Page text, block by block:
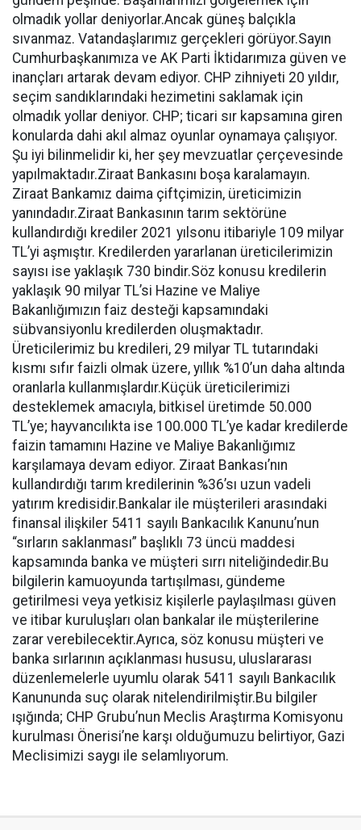
olmadık yollar deniyorlar.Ancak güneş balçıkla
sıvanmaz. Vatandaşlarımız gerçekleri görüyor.Sayın
Cumhurbaşkanımıza ve AK Parti İktidarımıza güven ve
inançları artarak devam ediyor. CHP zihniyeti 20 yıldır,
seçim sandıklarındaki hezimetini saklamak için
olmadık yollar deniyor. CHP; ticari sır kapsamına giren
konularda dahi akıl almaz oyunlar oynamaya çalışıyor.
Şu iyi bilinmelidir ki, her şey mevzuatlar çerçevesinde
yapılmaktadır.Ziraat Bankasını boşa karalamayın.
Ziraat Bankamız daima çiftçimizin, üreticimizin
yanındadır.Ziraat Bankasının tarım sektörüne
kullandırdığı krediler 2021 yılsonu itibariyle 109 milyar
TL’yi aşmıştır. Kredilerden yararlanan üreticilerimizin
sayısı ise yaklaşık 730 bindir.Söz konusu kredilerin
yaklaşık 90 milyar TL’si Hazine ve Maliye
Bakanlığımızın faiz desteği kapsamındaki
sübvansiyonlu kredilerden oluşmaktadır.
Üreticilerimiz bu kredileri, 29 milyar TL tutarındaki
kısmı sıfır faizli olmak üzere, yıllık %10’un daha altında
oranlarla kullanmışlardır.Küçük üreticilerimizi
desteklemek amacıyla, bitkisel üretimde 50.000
TL’ye; hayvancılıkta ise 100.000 TL’ye kadar kredilerde
faizin tamamını Hazine ve Maliye Bakanlığımız
karşılamaya devam ediyor. Ziraat Bankası’nın
kullandırdığı tarım kredilerinin %36’sı uzun vadeli
yatırım kredisidir.Bankalar ile müşterileri arasındaki
finansal ilişkiler 5411 sayılı Bankacılık Kanunu’nun
“sırların saklanması” başlıklı 73 üncü maddesi
kapsamında banka ve müşteri sırrı niteliğindedir.Bu
bilgilerin kamuoyunda tartışılması, gündeme
getirilmesi veya yetkisiz kişilerle paylaşılması güven
ve itibar kuruluşları olan bankalar ile müşterilerine
zarar verebilecektir.Ayrıca, söz konusu müşteri ve
banka sırlarının açıklanması hususu, uluslararası
düzenlemelerle uyumlu olarak 5411 sayılı Bankacılık
Kanununda suç olarak nitelendirilmiştir.Bu bilgiler
ışığında; CHP Grubu’nun Meclis Araştırma Komisyonu
kurulması Önerisi’ne karşı olduğumuzu belirtiyor, Gazi
Meclisimizi saygı ile selamlıyorum.